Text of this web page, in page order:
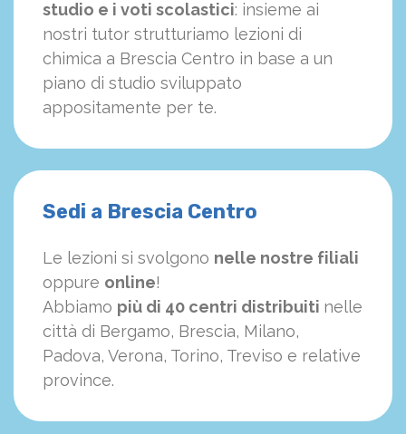
studio e i voti scolastici: insieme ai
nostri tutor strutturiamo lezioni di
chimica a Brescia Centro in base a un
piano di studio sviluppato
appositamente per te.
Sedi a Brescia Centro
Le lezioni si svolgono nelle nostre filiali
oppure online!
Abbiamo più di 40 centri distribuiti nelle
città di Bergamo, Brescia, Milano,
Padova, Verona, Torino, Treviso e relative
province.